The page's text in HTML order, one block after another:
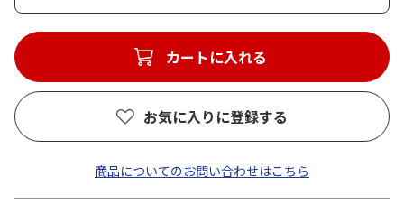
カートに入れる
お気に入りに登録する
商品についてのお問い合わせはこちら